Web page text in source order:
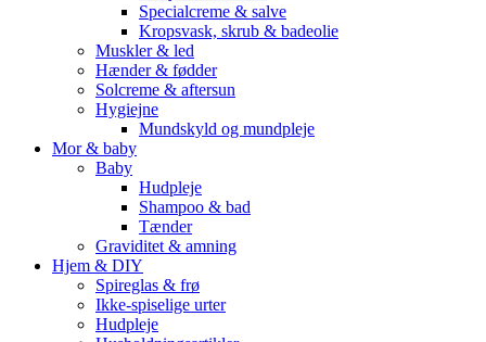
Specialcreme & salve
Kropsvask, skrub & badeolie
Muskler & led
Hænder & fødder
Solcreme & aftersun
Hygiejne
Mundskyld og mundpleje
Mor & baby
Baby
Hudpleje
Shampoo & bad
Tænder
Graviditet & amning
Hjem & DIY
Spireglas & frø
Ikke-spiselige urter
Hudpleje